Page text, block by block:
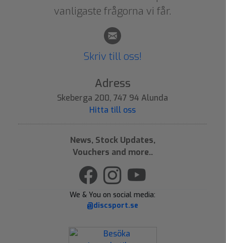
vanligaste frågorna vi får.
Skriv till oss!
Adress
Skeberga 200, 747 94 Alunda
Hitta till oss
News, Stock Updates,
Vouchers and more..
We & You on social media:
@discsport.se